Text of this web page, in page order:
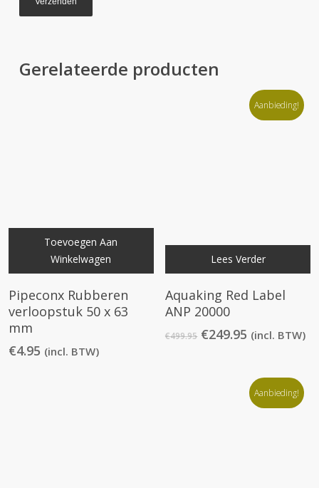
Gerelateerde producten
Toevoegen Aan
Winkelwagen
Pipeconx Rubberen
verloopstuk 50 x 63
mm
€4.95 (incl. BTW)
Aanbieding!
Lees Verder
Aquaking Red Label
ANP 20000
€499.95 Oorspronkelijke
€249.95 Huidige
€249.95.
(incl. BTW)
Aanbieding!